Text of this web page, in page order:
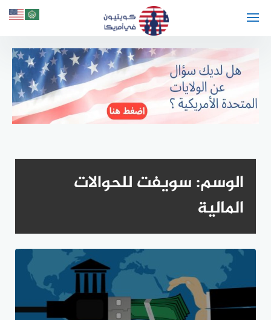
الوسم:سويفت للحوالات
المالية